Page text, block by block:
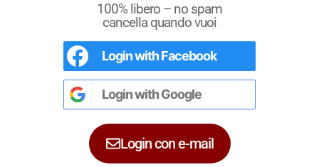
Magliocco
uve locali
Calabria Vini rosati
L'Italia del Vino
Nel libro leRegioni del Vino d’Italiacon
tutte leDenominazioni, e le
dettagliateper leDOCGe leDOCdi
singole regioni.
100% libero – no spam
cancella quando vuoi
Login withFacebook
Login withGoogle
Login con e-mail